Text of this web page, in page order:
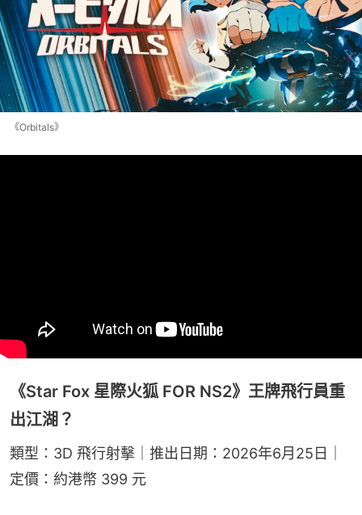
《Orbitals》
《Star Fox 星際火狐 FOR NS2》王牌飛行員重
出江湖？
類型：3D 飛行射擊｜推出日期：2026年6月25日｜
定價：約港幣 399 元